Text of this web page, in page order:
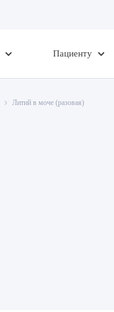
Пациенту
Литий в моче (разовая)